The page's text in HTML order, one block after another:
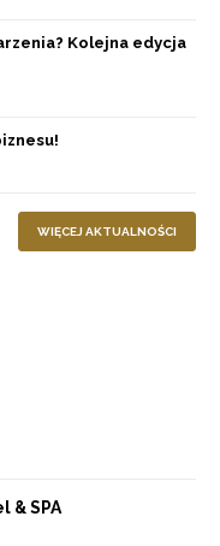
Kolejna edycja
WIĘCEJ AKTUALNOŚCI
& SPA